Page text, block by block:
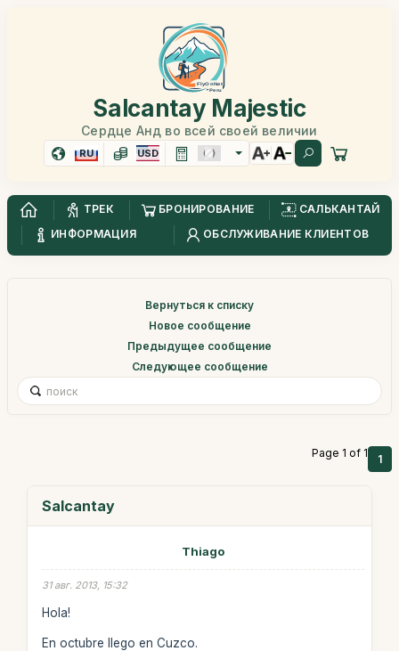
Salcantay Majestic
Сердце Анд во всей своей величии
RU USD
ТРЕК БРОНИРОВАНИЕ
САЛЬКАНТАЙ
ИНФОРМАЦИЯ
ОБСЛУЖИВАНИЕ КЛИЕНТОВ
Вернуться к списку
Новое сообщение
Предыдущее сообщение
Следующее сообщение
Page 1 of 1 1
Salcantay
Thiago
31 авг. 2013, 15:32
Hola!
En octubre llego en Cuzco.